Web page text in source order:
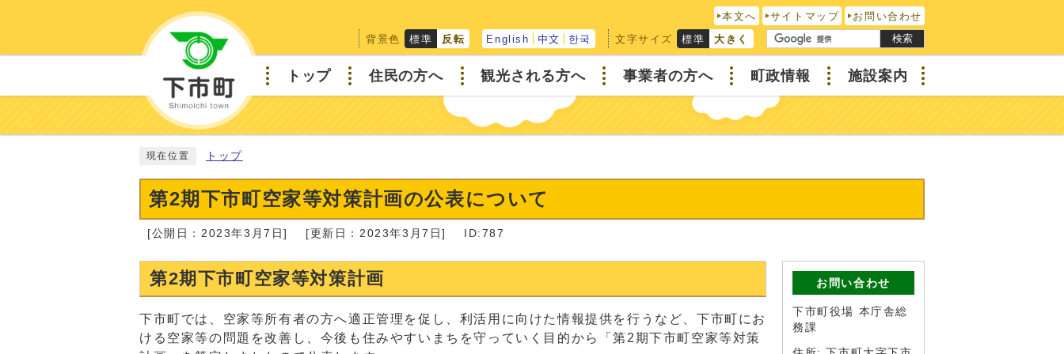
本文へ サイトマップ
お問い合わせ
背景色
標準 反転 English 中文 한국 文字サイズ 標準 大きく 検索
トップ 住民の方へ 観光される方へ 事業者の方へ 町政情報 施設案内
現在位置 トップ
第2期下市町空家等対策計画の公表について
[公開日：2023年3月7日] [更新日：2023年3月7日] ID:787
第2期下市町空家等対策計画
下市町では、空家等所有者の方へ適正管理を促し、利活用に向けた情報提供を行うなど、下市町にお
ける空家等の問題を改善し、今後も住みやすいまちを守っていく目的から「第2期下市町空家等対策
お問い合わせ
下市町役場 本庁舎総
務課